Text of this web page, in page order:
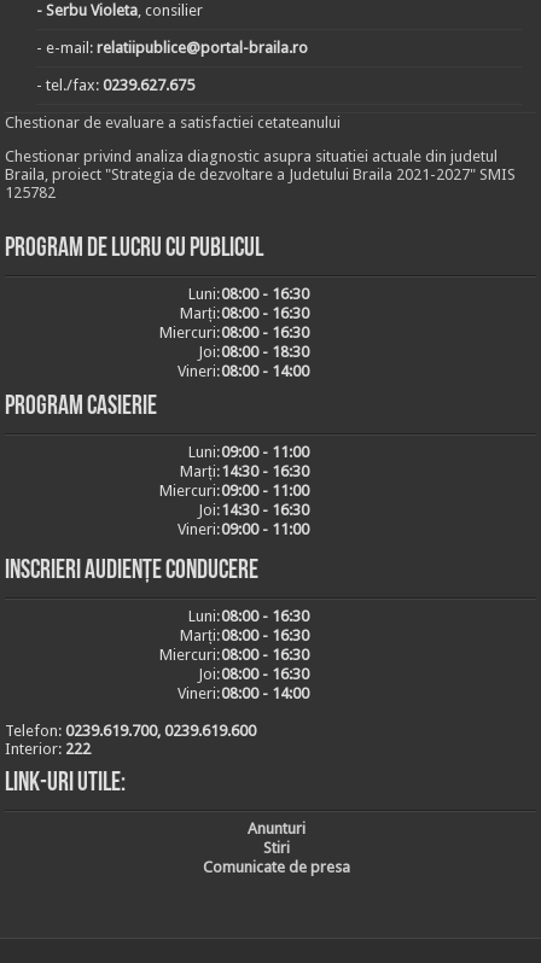
- Serbu Violeta, consilier
- e-mail:relatiipublice@portal-braila.ro
- tel./fax:0239.627.675
Chestionar de evaluare a satisfactiei cetateanului
Chestionar privind analiza diagnostic asupra situatiei actuale din judetul
Braila, proiect "Strategia de dezvoltare a Judetului Braila 2021-2027" SMIS
125782
Program de lucru cu publicul
Luni:08:00 - 16:30
Marți:08:00 - 16:30
Miercuri:08:00 - 16:30
Joi:08:00 - 18:30
Vineri:08:00 - 14:00
Program casierie
Luni:09:00 - 11:00
Marți:14:30 - 16:30
Miercuri:09:00 - 11:00
Joi:14:30 - 16:30
Vineri:09:00 - 11:00
Inscrieri audiențe conducere
Luni:08:00 - 16:30
Marți:08:00 - 16:30
Miercuri:08:00 - 16:30
Joi:08:00 - 16:30
Vineri:08:00 - 14:00
Telefon:0239.619.700, 0239.619.600
Interior: 222
Link-uri utile:
Anunturi
Stiri
Comunicate de presa